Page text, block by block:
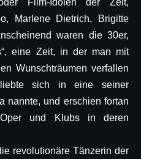
Film-Idolen der Zeit,
Marlene Dietrich, Brigitte
waren die 30er,
eine Zeit, in der man mit
Wunschträumen verfallen
sich in eine seiner
nannte, und erschien fortan
und Klubs in deren
revolutionäre Tänzerin der